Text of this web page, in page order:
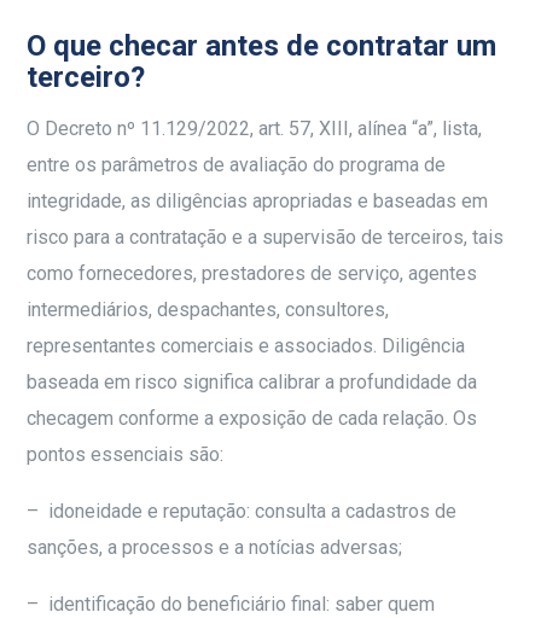
O que checar antes de contratar um
terceiro?
O Decreto nº 11.129/2022, art. 57, XIII, alínea “a”, lista,
entre os parâmetros de avaliação do programa de
integridade, as diligências apropriadas e baseadas em
risco para a contratação e a supervisão de terceiros, tais
como fornecedores, prestadores de serviço, agentes
intermediários, despachantes, consultores,
representantes comerciais e associados. Diligência
baseada em risco significa calibrar a profundidade da
checagem conforme a exposição de cada relação. Os
pontos essenciais são:
– idoneidade e reputação: consulta a cadastros de
sanções, a processos e a notícias adversas;
– identificação do beneficiário final: saber quem